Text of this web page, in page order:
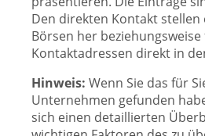
Den direkten Kontakt
Börsen her
Kontaktadressen direkt in
Hinweis: Wenn Sie das für
Unternehmen gefunden
sich einen detaillierten